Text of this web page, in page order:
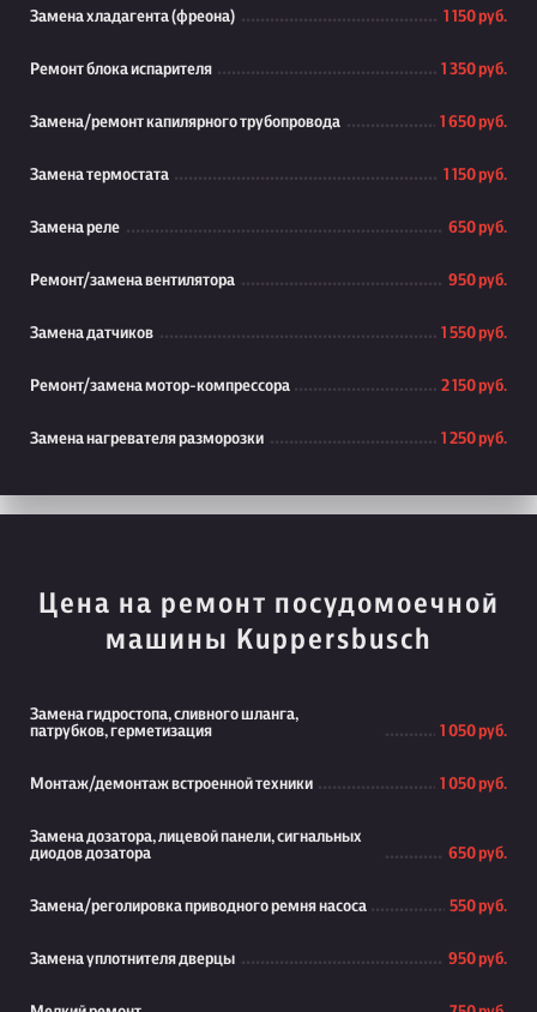
Замена хладагента (фреона) 1 150 руб.
Ремонт блока испарителя 1 350 руб.
Замена/ремонт капилярного трубопровода 1 650 руб.
Замена термостата 1 150 руб.
Замена реле 650 руб.
Ремонт/замена вентилятора 950 руб.
Замена датчиков 1 550 руб.
Ремонт/замена мотор-компрессора 2 150 руб.
Замена нагревателя разморозки 1 250 руб.
Цена на ремонт посудомоечной
машины Kuppersbusch
Замена гидростопа, сливного шланга,
патрубков, герметизация
1 050 руб.
Монтаж/демонтаж встроенной техники 1 050 руб.
Замена дозатора, лицевой панели, сигнальных
диодов дозатора
650 руб.
Замена/реголировка приводного ремня насоса 550 руб.
Замена уплотнителя дверцы 950 руб.